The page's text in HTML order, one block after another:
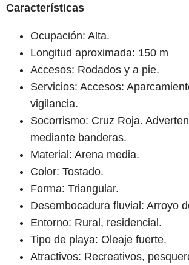
Características
Ocupación: Alta.
Longitud aproximada: 150 m
Accesos: Rodados y a pie.
Servicios: Accesos:
vigilancia.
Socorrismo: Cruz Roja.
mediante banderas.
Material: Arena media.
Color: Tostado.
Forma: Triangular.
Desembocadura fluvial: Arroyo
Entorno: Rural, residencial.
Tipo de playa: Oleaje fuerte.
Atractivos: Recreativos,